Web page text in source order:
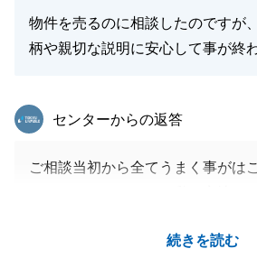
物件を売るのに相談したのですが
柄や親切な説明に安心して事が終
続きを読む
東急リバブル
センターからの返答
ご相談当初から全てうまく事がは